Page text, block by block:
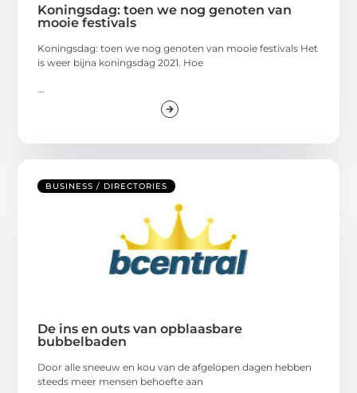
Koningsdag: toen we nog genoten van
mooie festivals
Koningsdag: toen we nog genoten van mooie festivals Het
is weer bijna koningsdag 2021. Hoe
BUSINESS / DIRECTORIES
De ins en outs van opblaasbare
bubbelbaden
Door alle sneeuw en kou van de afgelopen dagen hebben
steeds meer mensen behoefte aan